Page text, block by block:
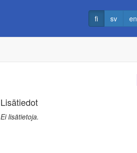
fi sv en
Lisätiedot
Ei lisätietoja.